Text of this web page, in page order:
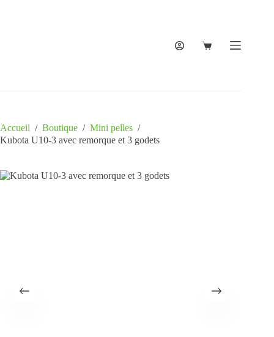
Accueil / Boutique / Mini pelles /
Kubota U10-3 avec remorque et 3 godets